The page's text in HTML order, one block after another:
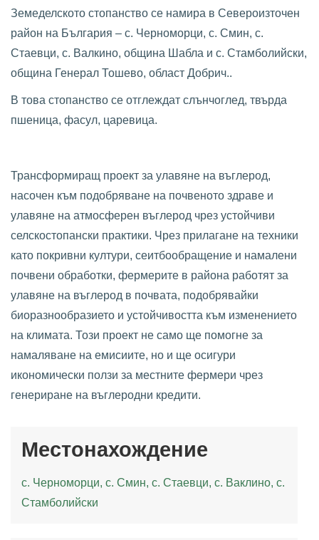
Земеделското стопанство се намира в Североизточен
район на България – с. Черноморци, с. Смин, с.
Стаевци, с. Валкино, община Шабла и с. Стамболийски,
община Генерал Тошево, област Добрич..
В това стопанство се отглеждат слънчоглед, твърда
пшеница, фасул, царевица.
Трансформиращ проект за улавяне на въглерод,
насочен към подобряване на почвеното здраве и
улавяне на атмосферен въглерод чрез устойчиви
селскостопански практики. Чрез прилагане на техники
като покривни култури, сеитбообращение и намалени
почвени обработки, фермерите в района работят за
улавяне на въглерод в почвата, подобрявайки
биоразнообразието и устойчивостта към изменението
на климата. Този проект не само ще помогне за
намаляване на емисиите, но и ще осигури
икономически ползи за местните фермери чрез
генериране на въглеродни кредити.
Местонахождение
с. Черноморци, с. Смин, с. Стаевци, с. Ваклино, с.
Стамболийски